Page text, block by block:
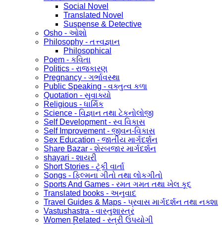
Social Novel
Translated Novel
Suspense & Detective
Osho - ઓશો
Philosophy - તત્ત્વજ્ઞાન
Philosophical
Poem - કવિતા
Politics - રાજકારણ
Pregnancy - ગર્ભાવસ્થા
Public Speaking - વક્તુત્વ કળા
Quotation - સુવાક્યો
Religious - ધાર્મિક
Science - વિજ્ઞાન તથા ટેકનોલોજી
Self Development - સ્વ વિકાસ
Self Improvement - જીવન-વિકાસ
Sex Education - જાતીય માર્ગદર્શન
Share Bazar - શેરબજાર માર્ગદર્શન
shayari - શાયરી
Short Stories - ટૂંકી વાર્તા
Songs - ફિલ્મના ગીતો તથા લોકગીતો
Sports And Games - રમત ગમત તથા ખેલ કૂદ
Translated books - અનુવાદ
Travel Guides & Maps - પ્રવાસ માર્ગદર્શન તથા નક્શા
Vastushastra - વાસ્તુશાસ્ત્ર
Women Related - સ્ત્રી ઉપયોગી